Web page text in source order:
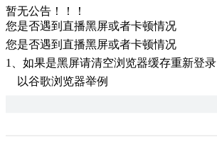
暂无公告！！！
您是否遇到直播黑屏或者卡顿情况
您是否遇到直播黑屏或者卡顿情况
1、如果是黑屏请清空浏览器缓存重新登录
以谷歌浏览器举例